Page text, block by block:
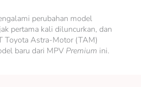
perubahan model
pertama kali diluncurkan, dan
Toyota Astra-Motor (TAM)
baru dari MPV Premium ini.